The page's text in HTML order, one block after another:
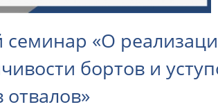
семинар «О
бортов и
отвалов»